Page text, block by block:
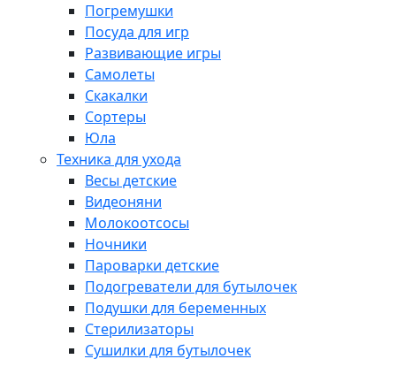
Погремушки
Посуда для игр
Развивающие игры
Самолеты
Скакалки
Сортеры
Юла
Техника для ухода
Весы детские
Видеоняни
Молокоотсосы
Ночники
Пароварки детские
Подогреватели для бутылочек
Подушки для беременных
Стерилизаторы
Сушилки для бутылочек